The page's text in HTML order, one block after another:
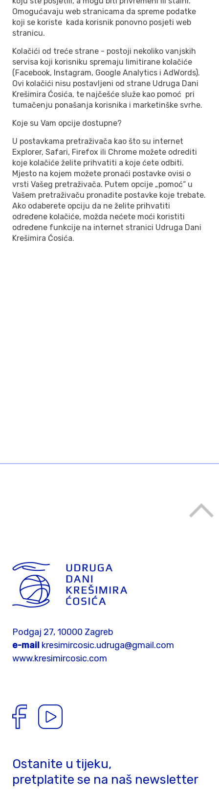
Omogućavaju web stranicama da spreme podatke
koji se koriste kada korisnik ponovno posjeti web
stranicu.
Kolačići od treće strane - postoji nekoliko vanjskih
servisa koji korisniku spremaju limitirane kolačiće
(Facebook, Instagram, Google Analytics i AdWords).
Ovi kolačići nisu postavljeni od strane Udruga Dani
Krešimira Ćosića, te najčešće služe kao pomoć pri
tumačenju ponašanja korisnika i marketinške svrhe.
Koje su Vam opcije dostupne?
U postavkama pretraživača kao što su internet
Explorer, Safari, Firefox ili Chrome možete odrediti
koje kolačiće želite prihvatiti a koje ćete odbiti.
Mjesto na kojem možete pronaći postavke ovisi o
vrsti Vašeg pretraživača. Putem opcije „pomoć“ u
Vašem pretraživaču pronađite postavke koje trebate.
Ako odaberete opciju da ne želite prihvatiti
određene kolačiće, možda nećete moći koristiti
određene funkcije na internet stranici Udruga Dani
Krešimira Ćosića.
Podgaj 27, 10000 Zagreb
e-mail kresimircosic.udruga@gmail.com
www.kresimircosic.com
Ostanite u tijeku,
pretplatite se na naš newsletter